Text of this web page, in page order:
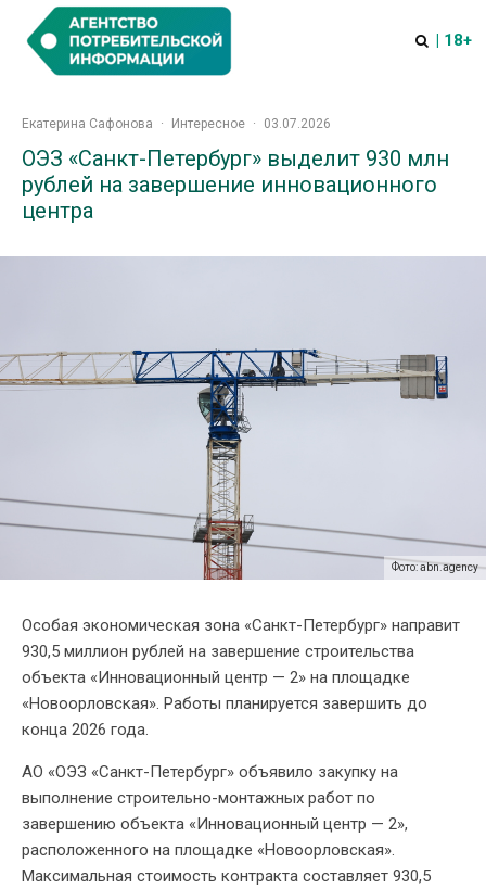
| 18+
Екатерина Сафонова · Интересное · 03.07.2026
ОЭЗ «Санкт-Петербург» выделит 930 млн
рублей на завершение инновационного
центра
Фото: abn.agency
Особая экономическая зона «Санкт-Петербург» направит
930,5 миллион рублей на завершение строительства
объекта «Инновационный центр — 2» на площадке
«Новоорловская». Работы планируется завершить до
конца 2026 года.
АО «ОЭЗ «Санкт-Петербург» объявило закупку на
выполнение строительно-монтажных работ по
завершению объекта «Инновационный центр — 2»,
расположенного на площадке «Новоорловская».
Максимальная стоимость контракта составляет 930,5